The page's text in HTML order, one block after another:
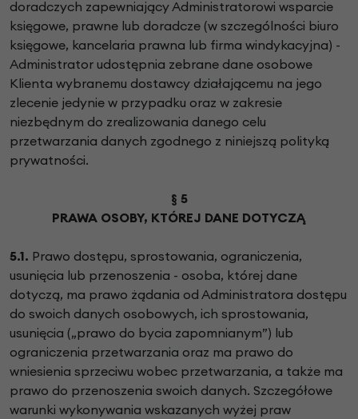
doradczych zapewniający Administratorowi wsparcie
księgowe, prawne lub doradcze (w szczególności biuro
księgowe, kancelaria prawna lub firma windykacyjna) -
Administrator udostępnia zebrane dane osobowe
Klienta wybranemu dostawcy działającemu na jego
zlecenie jedynie w przypadku oraz w zakresie
niezbędnym do zrealizowania danego celu
przetwarzania danych zgodnego z niniejszą polityką
prywatności.
§ 5
PRAWA OSOBY, KTÓREJ DANE DOTYCZĄ
5.1. Prawo dostępu, sprostowania, ograniczenia,
usunięcia lub przenoszenia - osoba, której dane
dotyczą, ma prawo żądania od Administratora dostępu
do swoich danych osobowych, ich sprostowania,
usunięcia („prawo do bycia zapomnianym”) lub
ograniczenia przetwarzania oraz ma prawo do
wniesienia sprzeciwu wobec przetwarzania, a także ma
prawo do przenoszenia swoich danych. Szczegółowe
warunki wykonywania wskazanych wyżej praw